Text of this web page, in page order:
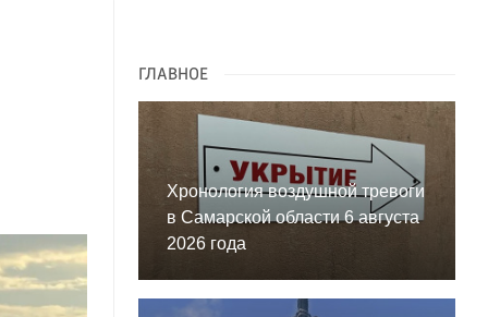
ГЛАВНОЕ
Хронология воздушной тревоги
в Самарской области 6 августа
2026 года